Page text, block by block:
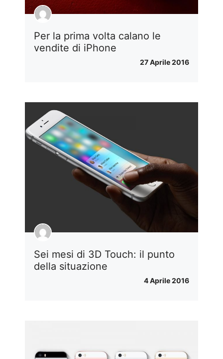
Per la prima volta calano le
vendite di iPhone
27 Aprile 2016
Sei mesi di 3D Touch: il punto
della situazione
4 Aprile 2016